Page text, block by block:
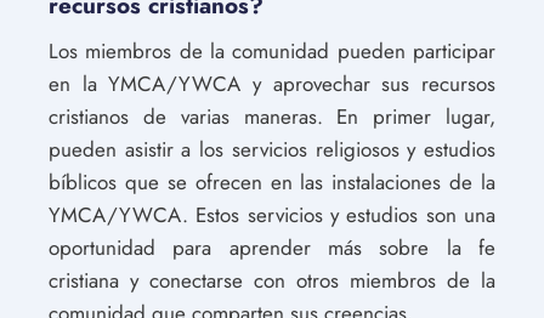
Los miembros de la comunidad pueden participar
en la YMCA/YWCA y aprovechar sus recursos
cristianos de varias maneras. En primer lugar,
pueden asistir a los servicios religiosos y estudios
bíblicos que se ofrecen en las instalaciones de la
YMCA/YWCA. Estos servicios y estudios son una
oportunidad para aprender más sobre la fe
cristiana y conectarse con otros miembros de la